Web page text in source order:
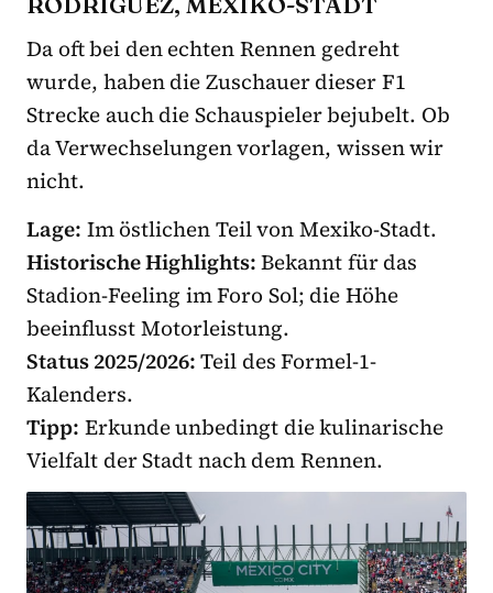
Da oft bei den echten Rennen gedreht
wurde, haben die Zuschauer dieser F1
Strecke auch die Schauspieler bejubelt. Ob
da Verwechselungen vorlagen, wissen wir
nicht.
Lage: Im östlichen Teil von Mexiko-Stadt.
Historische Highlights:Bekannt für das
Stadion-Feeling im Foro Sol; die Höhe
beeinflusst Motorleistung.
Status 2025/2026:Teil des Formel-1-
Kalenders.
Tipp: Erkunde unbedingt die kulinarische
Vielfalt der Stadt nach dem Rennen.